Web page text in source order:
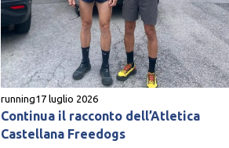
running17 luglio 2026
Continua il racconto dell’Atletica
Castellana Freedogs